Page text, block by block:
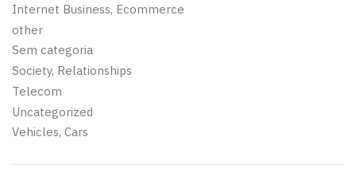
Internet Business, Ecommerce
other
Sem categoria
Society, Relationships
Telecom
Uncategorized
Vehicles, Cars